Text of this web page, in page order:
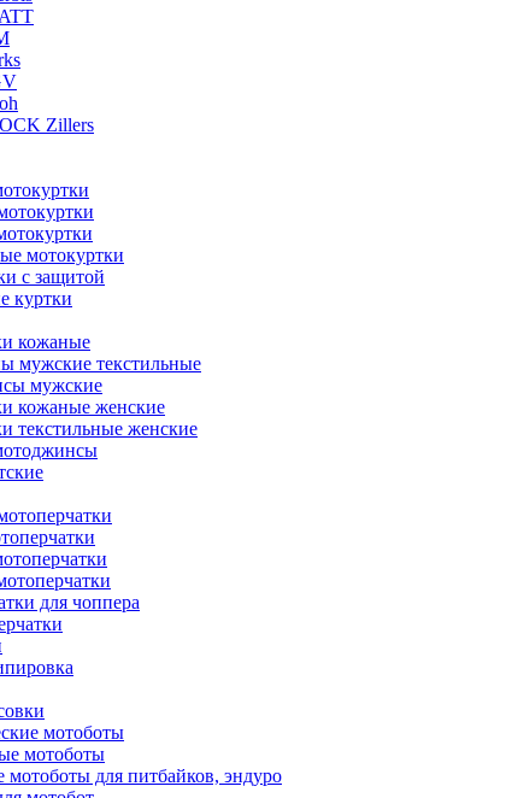
Zillers
мотокуртки
с защитой
куртки
кожаные
мужские текстильные
мужские
кожаные женские
текстильные женские
для чоппера
мотоботы
мотоботы
мотоботы для питбайков, эндуро